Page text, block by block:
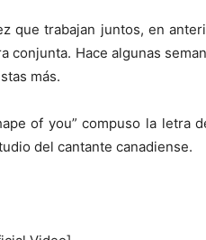
que trabajan juntos, en
conjunta. Hace algunas
más.
of you” compuso la letra
del cantante canadiense.